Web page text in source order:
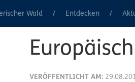
Wald Entdecken
VERÖFFENTLICHT AM: